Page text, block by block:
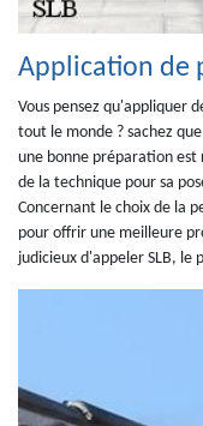
Application de
Vous pensez qu'appliquer
tout le monde ? sachez
une bonne préparation
de la technique pour sa
Concernant le choix de la
pour offrir une meilleure
judicieux d'appeler SLB, le